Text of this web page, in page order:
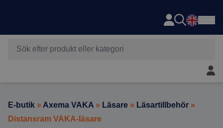
Mitt
E-butik » Axema VAKA » Läsare » Läsartillbehör »
Distansram VAKA-läsare